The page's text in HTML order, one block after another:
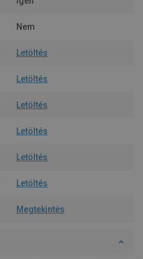
Nem
Letöltés
Letöltés
Letöltés
Letöltés
Letöltés
Letöltés
Megtekintés